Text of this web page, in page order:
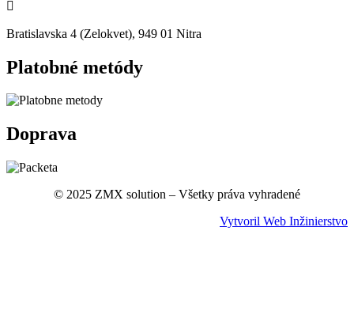

Bratislavska 4 (Zelokvet), 949 01 Nitra
Platobné metódy
Doprava
© 2025 ZMX solution – Všetky práva vyhradené
Vytvoril Web Inžinierstvo